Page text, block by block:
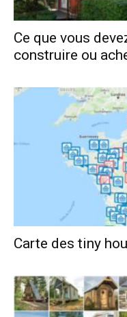
Ce que vous
construire ou
Carte des tiny